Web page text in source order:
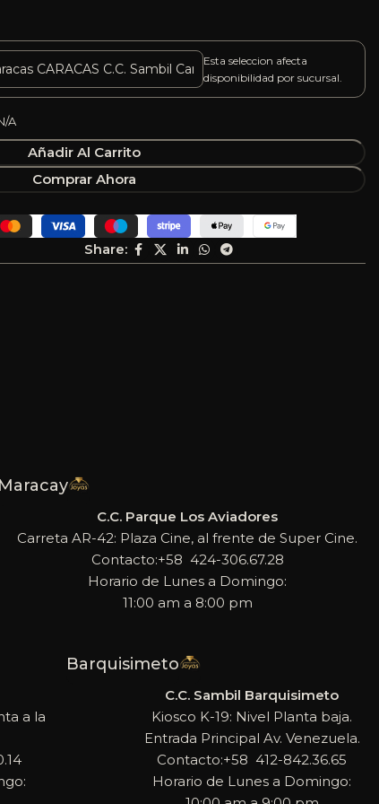
Esta seleccion afecta
disponibilidad por sucursal.
A
Añadir Al Carrito
Comprar Ahora
Share:
Maracay
C.C. Parque Los Aviadores
Carreta AR-42: Plaza Cine, al frente de Super Cine.
Contacto:+58 424-306.67.28
Horario de Lunes a Domingo:
11:00 am a 8:00 pm
a la
Barquisimeto
C.C. Sambil Barquisimeto
Kiosco K-19: Nivel Planta baja.
Entrada Principal Av. Venezuela.
Contacto:+58 412-842.36.65
Horario de Lunes a Domingo: